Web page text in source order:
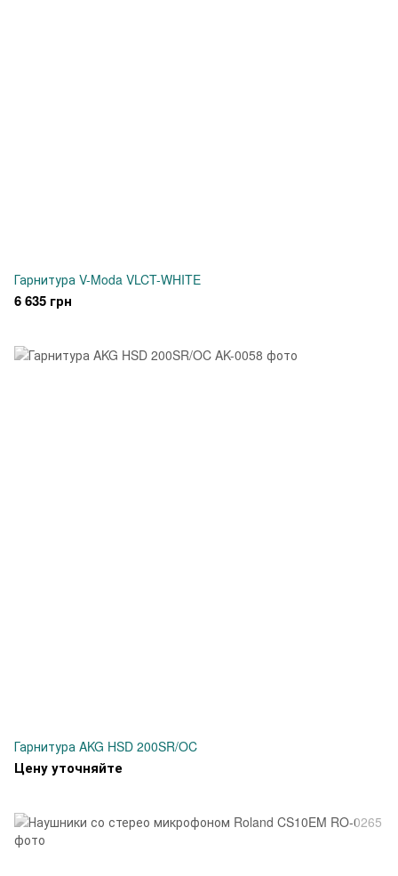
Гарнитура V-Moda VLCT-WHITE
6 635 грн
Гарнитура AKG HSD 200SR/OC
Цену уточняйте